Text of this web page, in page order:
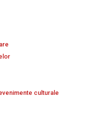
culturale